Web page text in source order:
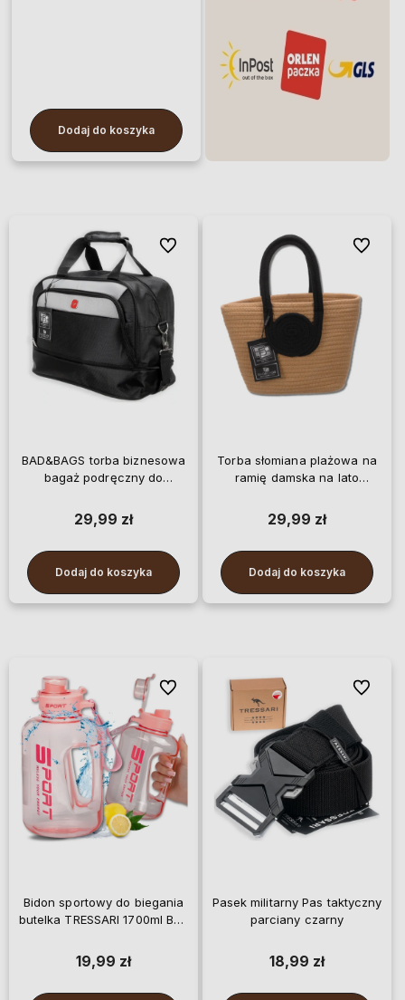
Dodaj do koszyka
BAD&BAGS torba biznesowa
bagaż podręczny do
29,99 zł
Dodaj do koszyka
Do ulubionych
Torba słomiana plażowa na
ramię damska na lato
29,99 zł
Dodaj do koszyka
Do
Bidon sportowy do biegania
butelka TRESSARI 1700ml BPA
19,99 zł
Do ulubionych
Pasek militarny Pas taktyczny
parciany czarny
18,99 zł
Do